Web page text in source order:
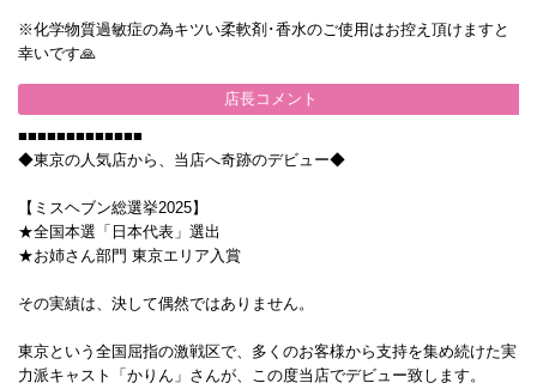
※化学物質過敏症の為キツい柔軟剤･香水のご使用はお控え頂けますと
幸いです🙏
店長コメント
■■■■■■■■■■■■■
◆東京の人気店から、当店へ奇跡のデビュー◆
【ミスヘブン総選挙2025】
★全国本選「日本代表」選出
★お姉さん部門 東京エリア入賞
その実績は、決して偶然ではありません。
東京という全国屈指の激戦区で、多くのお客様から支持を集め続けた実
力派キャスト「かりん」さんが、この度当店でデビュー致します。